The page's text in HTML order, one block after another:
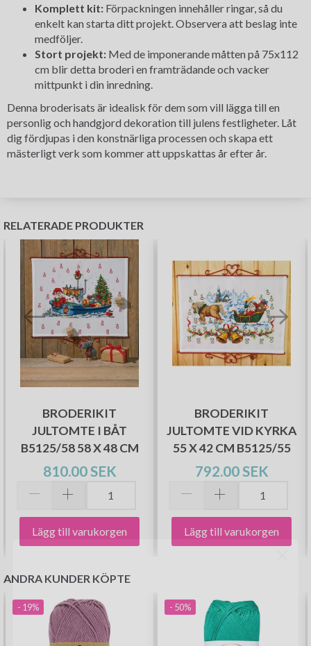
Komplett kit: Förpackningen innehåller ringar, så du
enkelt kan starta ditt projekt. Observera att beslag inte
medföljer.
Stort projekt: Med de imponerande måtten på 75x112
cm blir detta broderi en framträdande och vacker
mittpunkt i din inredning.
Denna broderisats är idealisk för dem som vill lägga till en
personlig och handgjord dekoration till julens festligheter. Låt
dig fördjupas i den konstnärliga processen och skapa ett
mästerligt verk som kommer att uppskattas år efter år.
RELATERADE PRODUKTER
BRODERIKIT
JULTOMTE I BÅT
B5125/58 58 X 48 CM
810.00 SEK
Lägg till varukorgen
BRODERIKIT
JULTOMTE VID KYRKA
55 X 42 CM B5125/55
792.00 SEK
Lägg till varukorgen
ANDRA KUNDER KÖPTE
- 19% - 50%
Spara upp till 50%!